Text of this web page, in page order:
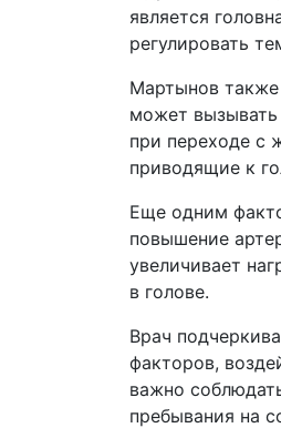
является
регулировать
Мартынов
может вызывать
при переходе с
приводящие к
Еще одним
повышение
увеличивает
в голове.
Врач
факторов,
важно
пребывания на